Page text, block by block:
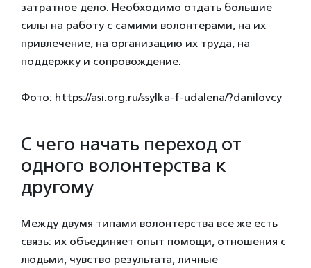
затратное дело. Необходимо отдать большие
силы на работу с самими волонтерами, на их
привлечение, на организацию их труда, на
поддержку и сопровождение.
Фото: https://asi.org.ru/ssylka-f-udalena/?danilovcy
С чего начать переход от
одного волонтерства к
другому
Между двумя типами волонтерства все же есть
связь: их объединяет опыт помощи, отношения с
людьми, чувство результата, личные